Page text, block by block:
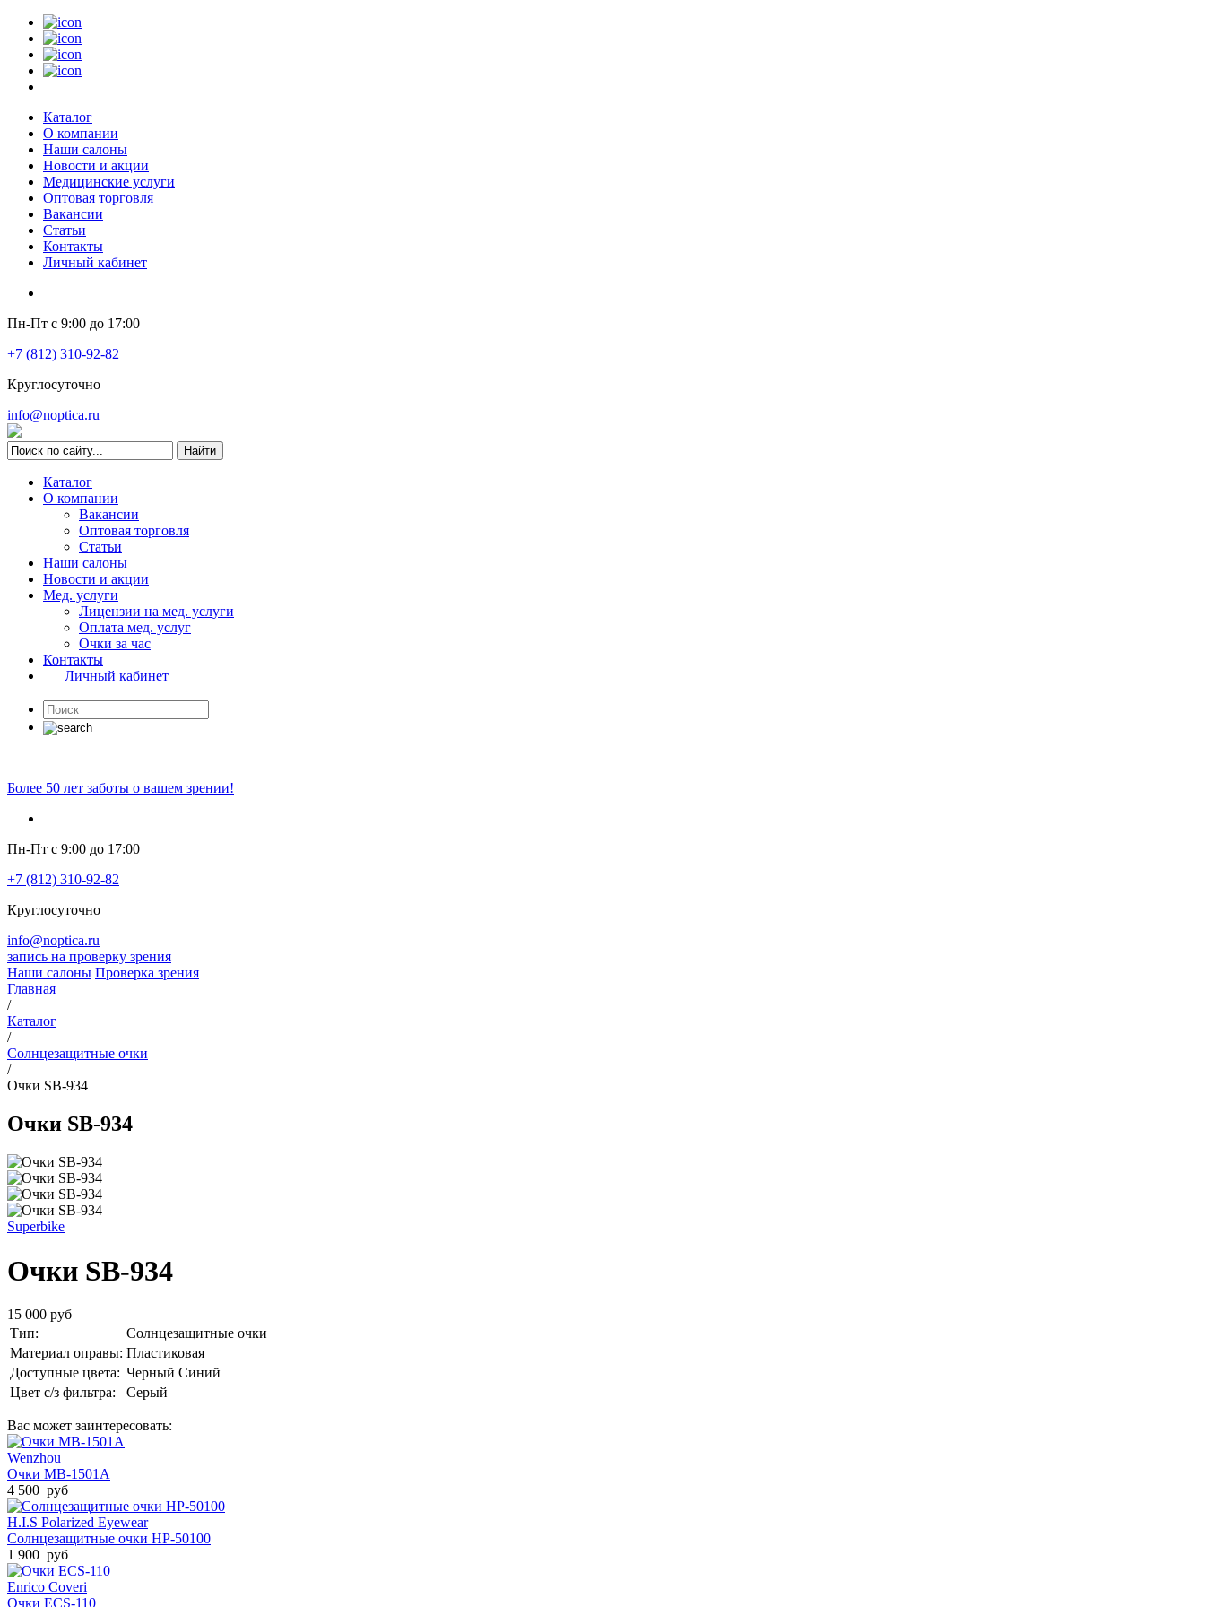
Каталог
О компании
Наши салоны
Новости и акции
Медицинские услуги
Оптовая торговля
Вакансии
Статьи
Контакты
Личный кабинет
Пн-Пт с 9:00 до 17:00
+7 (812) 310-92-82
Круглосуточно
info@noptica.ru
Каталог
О компании
Вакансии
Оптовая торговля
Статьи
Наши салоны
Новости и акции
Мед. услуги
Лицензии на мед. услуги
Оплата мед. услуг
Очки за час
Контакты
Личный кабинет
Более 50 лет заботы о вашем зрении!
Пн-Пт с 9:00 до 17:00
+7 (812) 310-92-82
Круглосуточно
info@noptica.ru
запись на проверку зрения
Наши салоны Проверка зрения
Главная
/
Каталог
/
Солнцезащитные очки
/
Очки SB-934
Очки SB-934
Superbike
Очки SB-934
15 000 руб
Тип:
Солнцезащитные очки
Материал оправы: Пластиковая
Доступные цвета: Черный Синий
Цвет с/з фильтра:
Серый
Вас может заинтересовать:
Wenzhou
Очки MB-1501A
4 500 руб
H.I.S Polarized Eyewear
Солнцезащитные очки HP-50100
1 900 руб
Enrico Coveri
Очки ECS-110